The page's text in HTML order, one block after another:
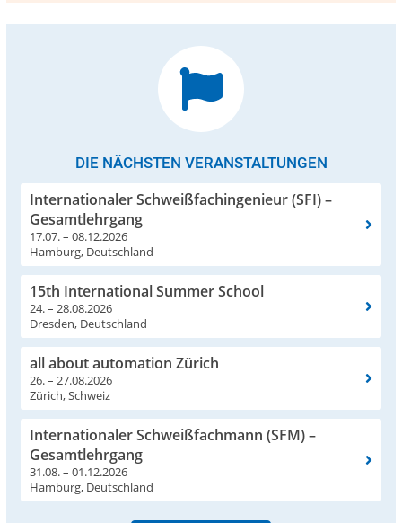
DIE NÄCHSTEN VERANSTALTUNGEN
Internationaler Schweißfachingenieur (SFI) –
Gesamtlehrgang
17.07. – 08.12.2026
Hamburg, Deutschland
15th International Summer School
24. – 28.08.2026
Dresden, Deutschland
all about automation Zürich
26. – 27.08.2026
Zürich, Schweiz
Internationaler Schweißfachmann (SFM) –
Gesamtlehrgang
31.08. – 01.12.2026
Hamburg, Deutschland